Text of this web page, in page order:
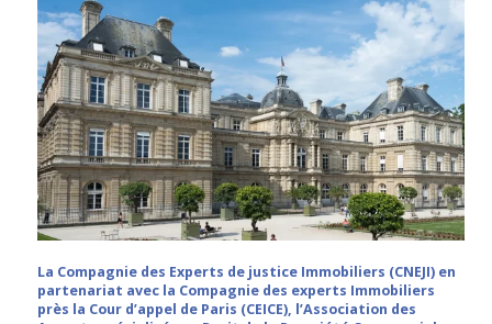
La Compagnie des Experts de justice Immobiliers (CNEJI) en
partenariat avec la Compagnie des experts Immobiliers
près la Cour d’appel de Paris (CEICE), l’Association des